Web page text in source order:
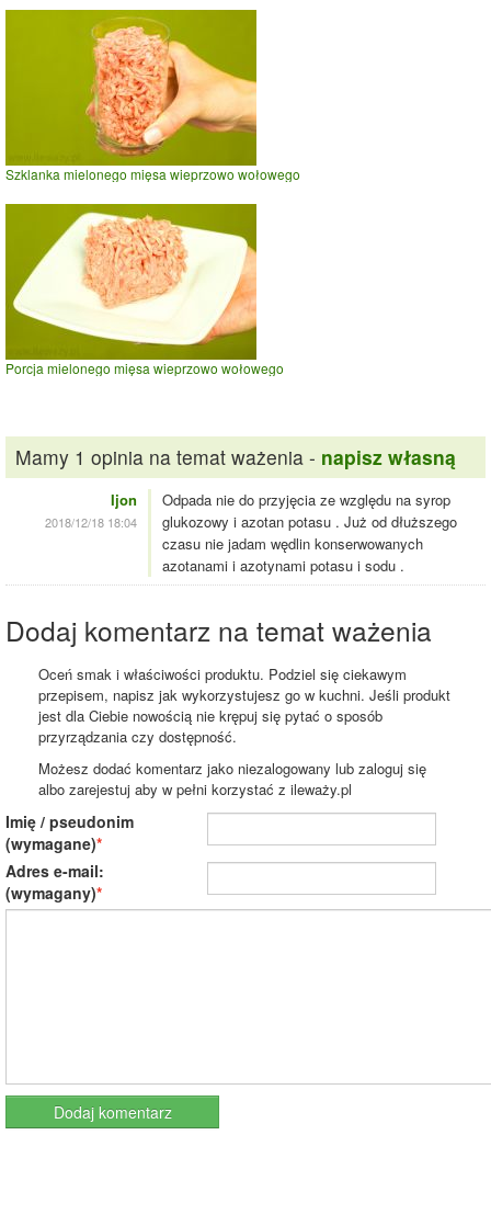
Szklanka mielonego mięsa wieprzowo wołowego
Porcja mielonego mięsa wieprzowo wołowego
Mamy 1 opinia na temat ważenia - napisz własną
Ijon
2018/12/18 18:04
Odpada nie do przyjęcia ze względu na syrop
glukozowy i azotan potasu . Już od dłuższego
czasu nie jadam wędlin konserwowanych
azotanami i azotynami potasu i sodu .
Dodaj komentarz na temat ważenia
Oceń smak i właściwości produktu. Podziel się ciekawym
przepisem, napisz jak wykorzystujesz go w kuchni. Jeśli produkt
jest dla Ciebie nowością nie krępuj się pytać o sposób
przyrządzania czy dostępność.
Możesz dodać komentarz jako niezalogowany lub zaloguj się
albo zarejestuj aby w pełni korzystać z ileważy.pl
Imię / pseudonim
(wymagane)
Adres e-mail:
(wymagany)